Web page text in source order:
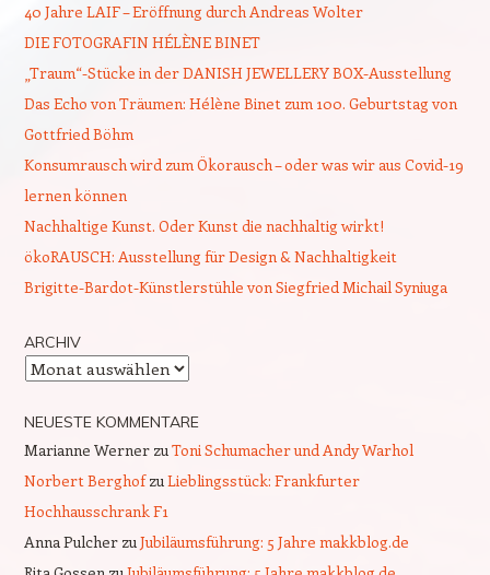
40 Jahre LAIF – Eröffnung durch Andreas Wolter
DIE FOTOGRAFIN HÉLÈNE BINET
„Traum“-Stücke in der DANISH JEWELLERY BOX-Ausstellung
Das Echo von Träumen: Hélène Binet zum 100. Geburtstag von
Gottfried Böhm
Konsumrausch wird zum Ökorausch – oder was wir aus Covid-19
lernen können
Nachhaltige Kunst. Oder Kunst die nachhaltig wirkt!
ökoRAUSCH: Ausstellung für Design & Nachhaltigkeit
Brigitte-Bardot-Künstlerstühle von Siegfried Michail Syniuga
ARCHIV
Archiv
NEUESTE KOMMENTARE
Marianne WernerzuToni Schumacher und Andy Warhol
Norbert BerghofzuLieblingsstück: Frankfurter
Hochhausschrank F1
Anna PulcherzuJubiläumsführung: 5 Jahre makkblog.de